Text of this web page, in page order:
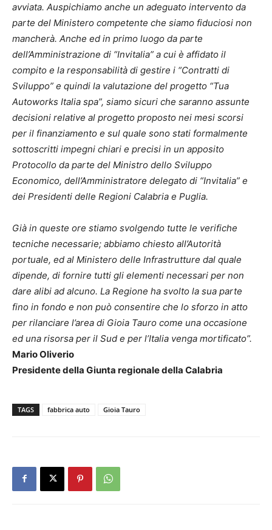
avviata. Auspichiamo anche un adeguato intervento da
parte del Ministero competente che siamo fiduciosi non
mancherà. Anche ed in primo luogo da parte
dell’Amministrazione di “Invitalia” a cui è affidato il
compito e la responsabilità di gestire i “Contratti di
Sviluppo” e quindi la valutazione del progetto “Tua
Autoworks Italia spa”, siamo sicuri che saranno assunte
decisioni relative al progetto proposto nei mesi scorsi
per il finanziamento e sul quale sono stati formalmente
sottoscritti impegni chiari e precisi in un apposito
Protocollo da parte del Ministro dello Sviluppo
Economico, dell’Amministratore delegato di “Invitalia” e
dei Presidenti delle Regioni Calabria e Puglia.
Già in queste ore stiamo svolgendo tutte le verifiche
tecniche necessarie; abbiamo chiesto all’Autorità
portuale, ed al Ministero delle Infrastrutture dal quale
dipende, di fornire tutti gli elementi necessari per non
dare alibi ad alcuno. La Regione ha svolto la sua parte
fino in fondo e non può consentire che lo sforzo in atto
per rilanciare l’area di Gioia Tauro come una occasione
ed una risorsa per il Sud e per l’Italia venga mortificato”.
Mario Oliverio
Presidente della Giunta regionale della Calabria
TAGS fabbrica auto Gioia Tauro